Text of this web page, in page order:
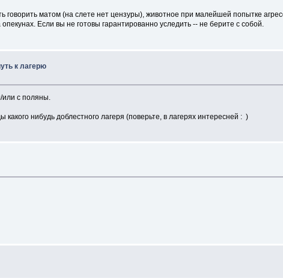
говорить матом (на слете нет цензуры), животное при малейшей попытке
опекунах. Если вы не готовы гарантированно уследить -- не берите с собой.
к лагерю
или с поляны.
нибудь доблестного лагеря (поверьте, в лагерях интересней : )